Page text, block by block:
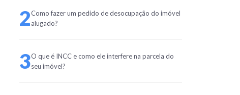
2Como fazer um pedido de desocupação do imóvel
alugado?
3O que é INCC e como ele interfere na parcela do
seu imóvel?